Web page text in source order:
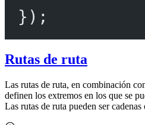
});
Rutas de ruta
Las rutas de ruta, en combinación
definen los extremos en los que se
Las rutas de ruta pueden ser